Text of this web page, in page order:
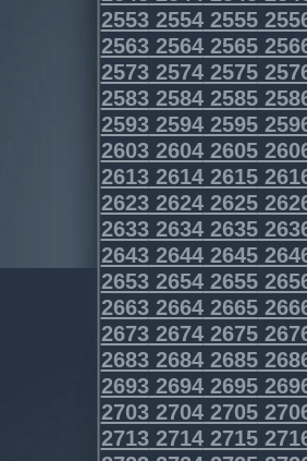
255325542555
256325642565
257325742575
258325842585
259325942595
260326042605
261326142615
262326242625
263326342635
264326442645
265326542655
266326642665
267326742675
268326842685
269326942695
270327042705
271327142715